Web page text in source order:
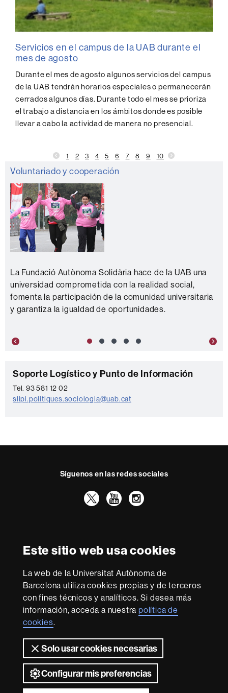
Este sitio web usa cookies
La web de la Universitat Autònoma de
Barcelona utiliza cookies propias y de terceros
con fines técnicos y analíticos. Si desea más
información, acceda a nuestrapolítica de
cookies.
Solo usar cookies necesarias
Configurar mis preferencias
Servicios en el campus de la UAB durante el
mes de agosto
Durante el mes de agosto algunos servicios del campus
de la UAB tendrán horarios especiales o permanecerán
cerrados algunos días. Durante todo el mes se prioriza
el trabajo a distancia en los ámbitos donde es posible
llevar a cabo la actividad de manera no presencial.
1 2 3 4 5 6 7 8 9 10
Información
complementaria
Voluntariado y cooperación
La Fundació Autònoma Solidària hace de la UAB una
universidad comprometida con la realidad social,
fomenta la participación de la comunidad universitaria
y garantiza la igualdad de oportunidades.
C
o
n
c
Soporte Logístico y Punto de Información
Tel. 93 581 12 02
slipi.politiques.sociologia@uab.cat
Síguenos en las redes sociales
TwitterYouTube
Instagram
Excellence
Research
-
Euraxess
Con la financiación de
Sobre
esta
web Aviso legal Protección de datos
web Accesibilidad web Mapa del web UAB
2026 Universitat Autònoma de Barcelona